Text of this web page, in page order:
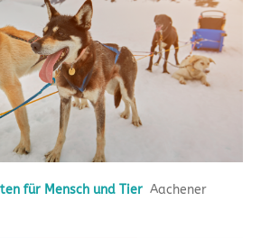
für Mensch und Tier Aachener